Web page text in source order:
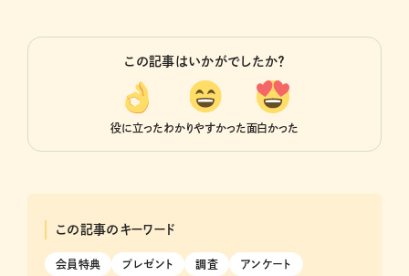
この記事はいかがでしたか？
役に立ったわかりやすかった面白かった
この記事のキーワード
会員特典 プレゼント 調査 アンケート